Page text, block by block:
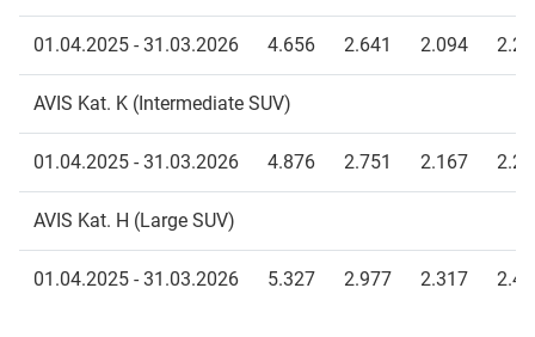
01.04.2025 - 31.03.2026 4.656 2.641 2.094
AVIS Kat. K (Intermediate SUV)
01.04.2025 - 31.03.2026 4.876 2.751 2.167
AVIS Kat. H (Large SUV)
01.04.2025 - 31.03.2026 5.327 2.977 2.317